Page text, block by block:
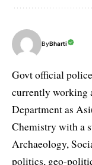
ByBharti
Govt official
currently working
Department as
Chemistry with a
Archaeology,
politics, geo-